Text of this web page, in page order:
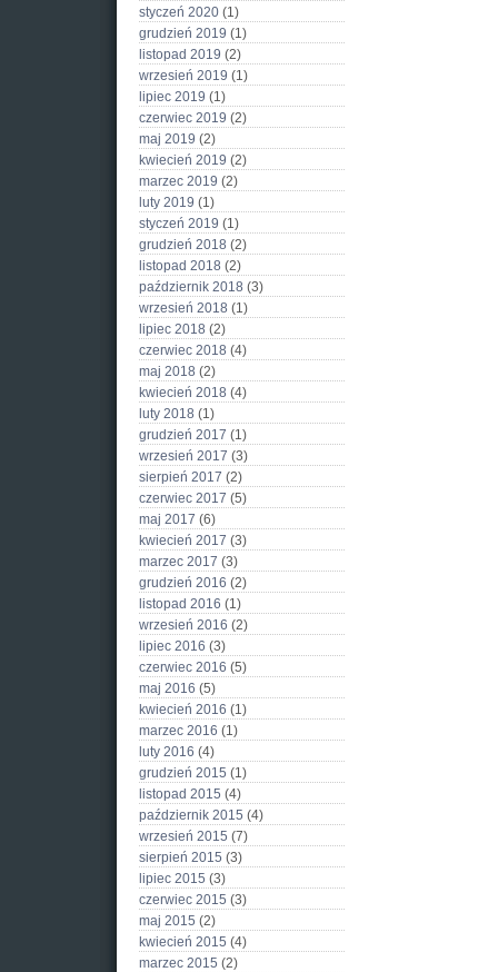
styczeń 2020 (1)
grudzień 2019 (1)
listopad 2019 (2)
wrzesień 2019 (1)
lipiec 2019 (1)
czerwiec 2019 (2)
maj 2019 (2)
kwiecień 2019 (2)
marzec 2019 (2)
luty 2019 (1)
styczeń 2019 (1)
grudzień 2018 (2)
listopad 2018 (2)
październik 2018 (3)
wrzesień 2018 (1)
lipiec 2018 (2)
czerwiec 2018 (4)
maj 2018 (2)
kwiecień 2018 (4)
luty 2018 (1)
grudzień 2017 (1)
wrzesień 2017 (3)
sierpień 2017 (2)
czerwiec 2017 (5)
maj 2017 (6)
kwiecień 2017 (3)
marzec 2017 (3)
grudzień 2016 (2)
listopad 2016 (1)
wrzesień 2016 (2)
lipiec 2016 (3)
czerwiec 2016 (5)
maj 2016 (5)
kwiecień 2016 (1)
marzec 2016 (1)
luty 2016 (4)
grudzień 2015 (1)
listopad 2015 (4)
październik 2015 (4)
wrzesień 2015 (7)
sierpień 2015 (3)
lipiec 2015 (3)
czerwiec 2015 (3)
maj 2015 (2)
kwiecień 2015 (4)
marzec 2015 (2)